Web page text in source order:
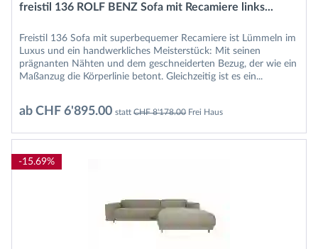
freistil 136 ROLF BENZ Sofa mit Recamiere links...
Freistil 136 Sofa mit superbequemer Recamiere ist Lümmeln im
Luxus und ein handwerkliches Meisterstück: Mit seinen
prägnanten Nähten und dem geschneiderten Bezug, der wie ein
Maßanzug die Körperlinie betont. Gleichzeitig ist es ein...
ab CHF 6'895.00 stattCHF 8'178.00Frei Haus
-15.69%